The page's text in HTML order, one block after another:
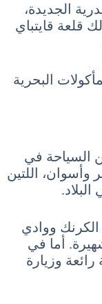
الجديدة،
قلعة قايتباي
البحرية
السياحة في
اللتين
الكرنك ووادي
أما في
رائعة وزيارة